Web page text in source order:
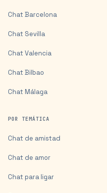
Chat Barcelona
Chat Sevilla
Chat Valencia
Chat Bilbao
Chat Málaga
POR TEMÁTICA
Chat de amistad
Chat de amor
Chat para ligar